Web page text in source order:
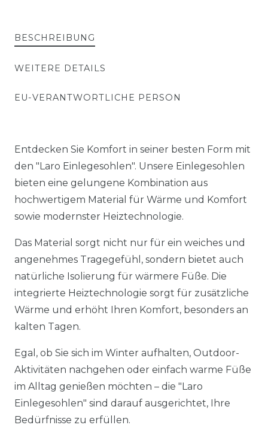
BESCHREIBUNG
WEITERE DETAILS
EU-VERANTWORTLICHE PERSON
Entdecken Sie Komfort in seiner besten Form mit
den "Laro Einlegesohlen". Unsere Einlegesohlen
bieten eine gelungene Kombination aus
hochwertigem Material für Wärme und Komfort
sowie modernster Heiztechnologie.
Das Material sorgt nicht nur für ein weiches und
angenehmes Tragegefühl, sondern bietet auch
natürliche Isolierung für wärmere Füße. Die
integrierte Heiztechnologie sorgt für zusätzliche
Wärme und erhöht Ihren Komfort, besonders an
kalten Tagen.
Egal, ob Sie sich im Winter aufhalten, Outdoor-
Aktivitäten nachgehen oder einfach warme Füße
im Alltag genießen möchten – die "Laro
Einlegesohlen" sind darauf ausgerichtet, Ihre
Bedürfnisse zu erfüllen.